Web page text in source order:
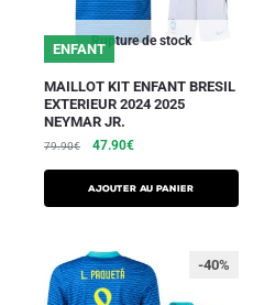
Rupture de stock
ENFANT
MAILLOT KIT ENFANT BRESIL
EXTERIEUR 2024 2025
NEYMAR JR.
79.90€ 47.90€
AJOUTER AU PANIER
-40%